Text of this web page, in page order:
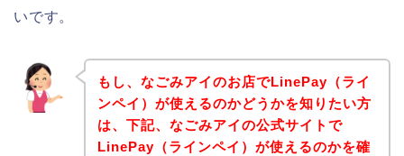
いです。
もし、なごみアイのお店でLinePay（ライ
ンペイ）が使えるのかどうかを知りたい方
は、下記、なごみアイの公式サイトで
LinePay（ラインペイ）が使えるのかを確